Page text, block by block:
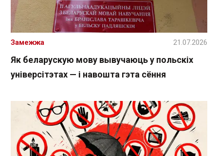
Як беларускую мову вывучаюць у польскіх
універсітэтах — і навошта гэта сёння
Замежжа 21.07.2026